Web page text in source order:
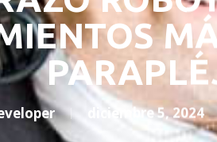
diciembre 5, 2024